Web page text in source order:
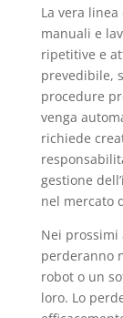
La vera
manuali e
ripetitive e
prevedibile,
procedure
venga
richiede
gestione
nel mercato
Nei
perderanno
robot o un
loro. Lo